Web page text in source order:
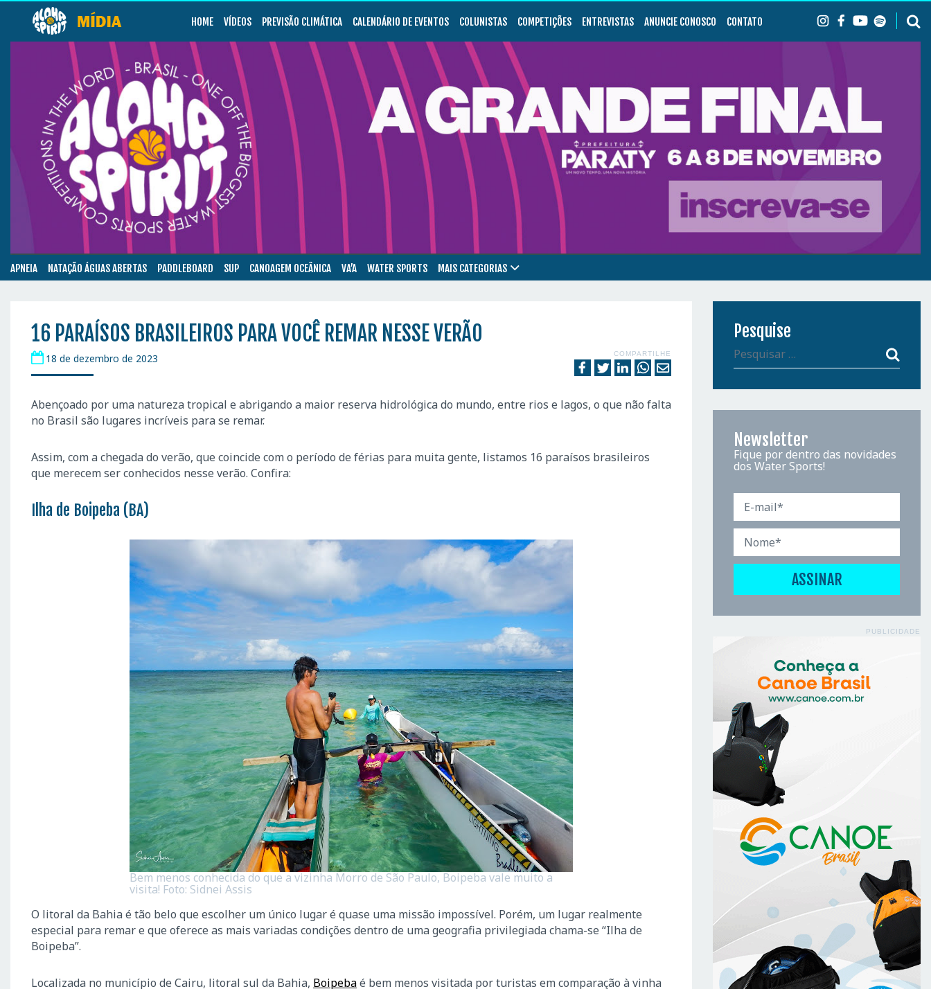
HOME VÍDEOS PREVISÃO CLIMÁTICA CALENDÁRIO DE EVENTOS COLUNISTAS COMPETIÇÕES ENTREVISTAS ANUNCIE CONOSCO CONTATO
APNEIA NATAÇÃO ÁGUAS ABERTAS PADDLEBOARD SUP CANOAGEM OCEÂNICA VA’A WATER SPORTS MAIS CATEGORIAS
16 PARAÍSOS BRASILEIROS PARA VOCÊ REMAR NESSE VERÃO
18 de dezembro de 2023 COMPARTILHE
Abençoado por uma natureza tropical e abrigando a maior reserva hidrológica do mundo, entre rios e lagos, o que não falta
no Brasil são lugares incríveis para se remar.
Assim, com a chegada do verão, que coincide com o período de férias para muita gente, listamos 16 paraísos brasileiros
que merecem ser conhecidos nesse verão. Confira:
Ilha de Boipeba (BA)
Bem menos conhecida do que a vizinha Morro de São Paulo, Boipeba vale muito a
visita! Foto: Sidnei Assis
O litoral da Bahia é tão belo que escolher um único lugar é quase uma missão impossível. Porém, um lugar realmente
especial para remar e que oferece as mais variadas condições dentro de uma geografia privilegiada chama-se “Ilha de
Boipeba”.
Localizada no município de Cairu, litoral sul da Bahia, Boipebaé bem menos visitada por turistas em comparação à vinha
Pesquise
Newsletter
Fique por dentro das novidades
dos Water Sports!
PUBLICIDADE